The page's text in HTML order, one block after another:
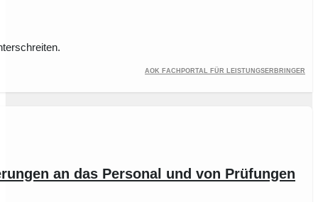
AOK Fachportal für Leistungserbringer
an das Personal und von Prüfungen